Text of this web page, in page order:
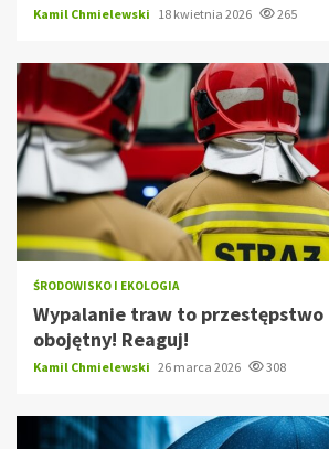
Kamil Chmielewski 18 kwietnia 2026 265
ŚRODOWISKO I EKOLOGIA
Wypalanie traw to przestępstwo
obojętny! Reaguj!
Kamil Chmielewski 26 marca 2026 308